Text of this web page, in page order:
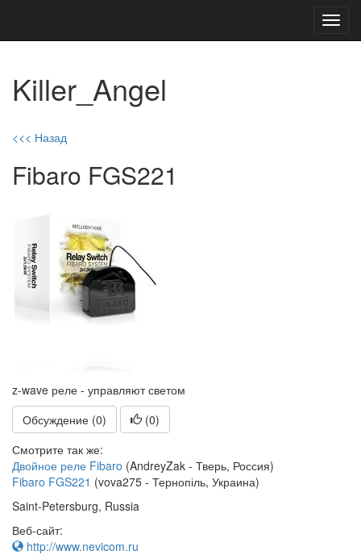
Killer_Angel
<<< Назад
Fibaro FGS221
z-wave реле - управляют светом
Обсуждение (0)
(0)
Смотрите так же:
Двойное реле Fibaro (AndreyZak - Тверь, Россия)
Fibaro FGS221 (vova275 - Тернопіль, Украина)
Saint-Petersburg, Russia
Веб-сайт:
http://www.nevicom.ru